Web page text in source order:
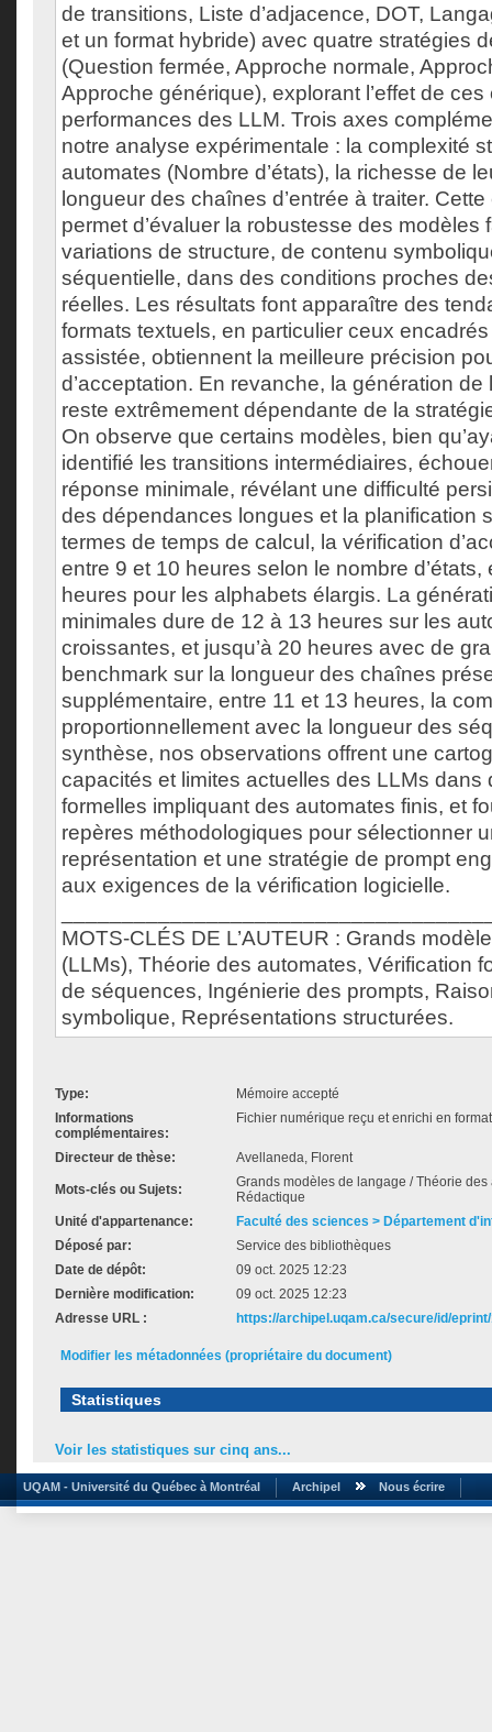
de transitions, Liste d’adjacence, DOT,
et un format hybride) avec quatre stratégies
(Question fermée, Approche normale,
Approche générique), explorant l’effet de
performances des LLM. Trois axes
notre analyse expérimentale : la complexité
automates (Nombre d’états), la richesse de
longueur des chaînes d’entrée à traiter.
permet d’évaluer la robustesse des modèles
variations de structure, de contenu
séquentielle, dans des conditions proches
réelles. Les résultats font apparaître des
formats textuels, en particulier ceux
assistée, obtiennent la meilleure précision
d’acceptation. En revanche, la génération
reste extrêmement dépendante de la
On observe que certains modèles, bien
identifié les transitions intermédiaires,
réponse minimale, révélant une difficulté
des dépendances longues et la planification
termes de temps de calcul, la vérification
entre 9 et 10 heures selon le nombre d’états,
heures pour les alphabets élargis. La
minimales dure de 12 à 13 heures sur les
croissantes, et jusqu’à 20 heures avec de
benchmark sur la longueur des chaînes
supplémentaire, entre 11 et 13 heures, la
proportionnellement avec la longueur des
synthèse, nos observations offrent une
capacités et limites actuelles des LLMs dans
formelles impliquant des automates finis, et
repères méthodologiques pour sélectionner
représentation et une stratégie de prompt
aux exigences de la vérification logicielle.
MOTS-CLÉS DE L’AUTEUR : Grands
(LLMs), Théorie des automates, Vérification
de séquences, Ingénierie des prompts,
symbolique, Représentations structurées.
Type:
Mémoire accepté
Informations
complémentaires:
Fichier numérique reçu et enrichi en
Directeur de thèse: Avellaneda, Florent
Mots-clés ou Sujets:
Grands modèles de langage / Théorie des
Rédactique
Unité d'appartenance:
Faculté des sciences > Département
Déposé par:
Service des bibliothèques
Date de dépôt:
09 oct. 2025 12:23
Dernière modification:
09 oct. 2025 12:23
Adresse URL :
https://archipel.uqam.ca/secure/id/
Modifier les métadonnées (propriétaire du document)
Statistiques
Voir les statistiques sur cinq ans...
UQAM - Université du Québec à Montréal Archipel Nous écrire